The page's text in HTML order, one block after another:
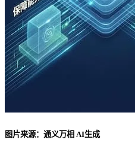
图片来源：通义万相 AI生成